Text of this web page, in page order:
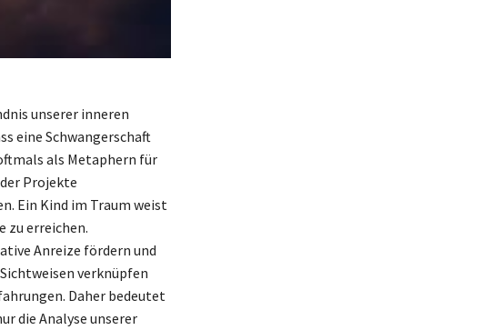
unserer inneren
eine Schwangerschaft
als Metaphern für
Projekte
Ein Kind im Traum weist
zu erreichen.
Anreize fördern und
verknüpfen
Daher bedeutet
die Analyse unserer